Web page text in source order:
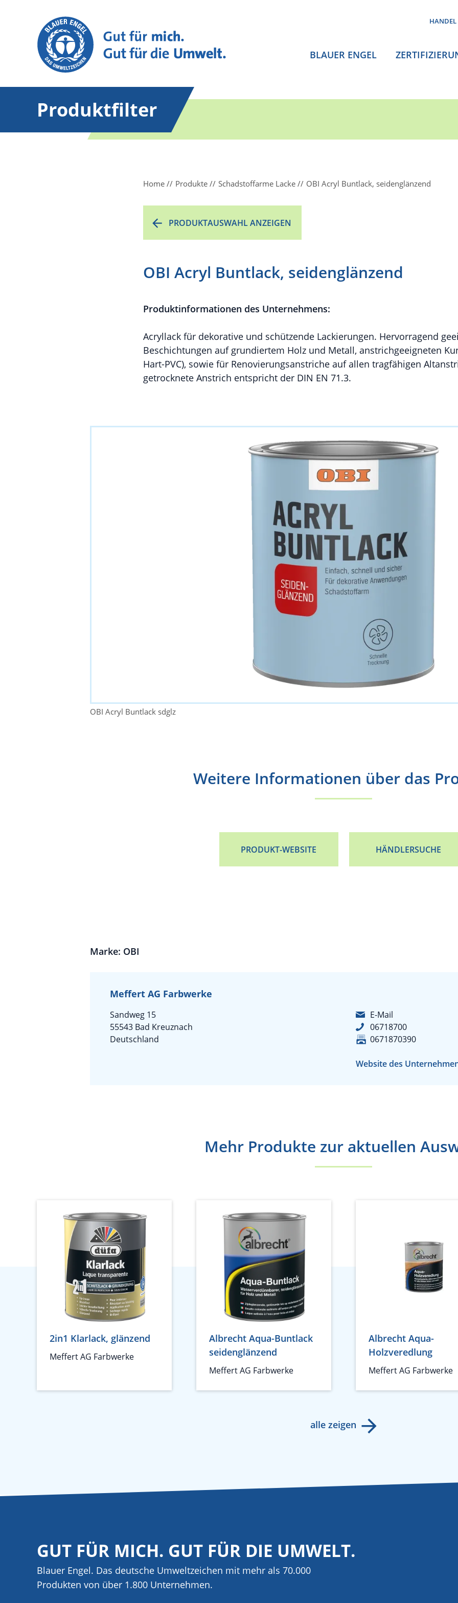
HANDEL
BLAUER ENGEL
Produktfilter
Home Produkte Schadstoffarme Lacke OBI Acryl Buntlack, seidenglänzend
PRODUKTAUSWAHL ANZEIGEN
OBI Acryl Buntlack, seidenglänzend
Produktinformationen des Unternehmens:
Acryllack für dekorative und schützende Lackierungen. Hervorragend
Beschichtungen auf grundiertem Holz und Metall, anstrichgeeigneten
Hart-PVC), sowie für Renovierungsanstriche auf allen tragfähigen
getrocknete Anstrich entspricht der DIN EN 71.3.
OBI Acryl Buntlack sdglz
Weitere Informationen über das
PRODUKT-WEBSITE HÄNDLERSUCHE
Marke: OBI
Meffert AG Farbwerke
Sandweg 15
55543 Bad Kreuznach
Deutschland
E-Mail
06718700
0671870390
Website des
Mehr Produkte zur aktuellen
2in1 Klarlack, glänzend
Meffert AG Farbwerke
Albrecht Aqua-Buntlack
seidenglänzend
Meffert AG Farbwerke
Albrecht Aqua-
Holzveredlung
Meffert AG Farbwerke
alle zeigen
GUT FÜR MICH. GUT FÜR DIE UMWELT.
Blauer Engel. Das deutsche Umweltzeichen mit mehr als 70.000
Produkten von über 1.800 Unternehmen.